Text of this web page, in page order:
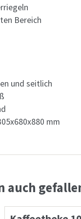
Bereich
und seitlich
mm
auch